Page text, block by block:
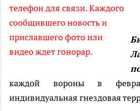
телефон для связи. Каждого
сообщившего новость и
приславшего фото или
видео ждет гонорар.
каждой вороны в
индивидуальная гнездовая